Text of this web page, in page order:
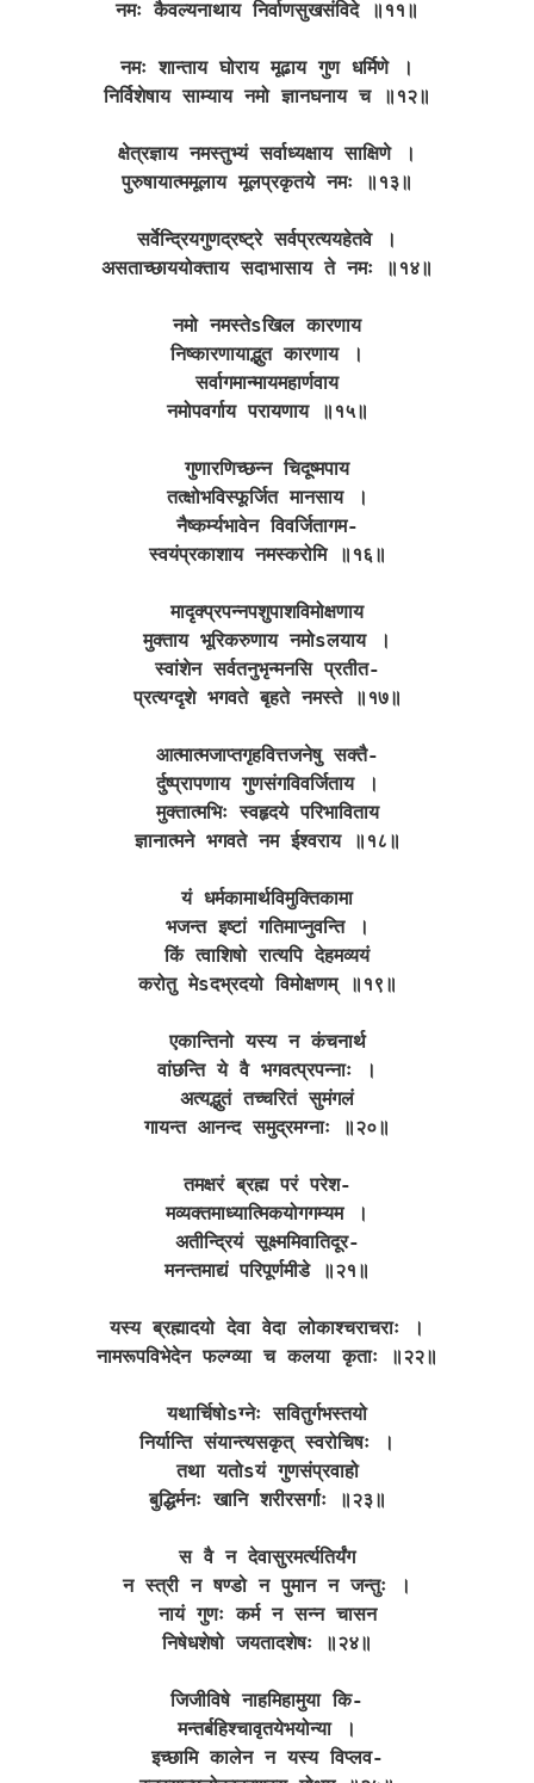
नमः कैवल्यनाथाय निर्वाणसुखसंविदे ॥११॥
नमः शान्ताय घोराय मूढाय गुण धर्मिणे ।
निर्विशेषाय साम्याय नमो ज्ञानघनाय च ॥१२॥
क्षेत्रज्ञाय नमस्तुभ्यं सर्वाध्यक्षाय साक्षिणे ।
पुरुषायात्ममूलाय मूलप्रकृतये नमः ॥१३॥
सर्वेन्द्रियगुणद्रष्ट्रे सर्वप्रत्ययहेतवे ।
असताच्छाययोक्ताय सदाभासाय ते नमः ॥१४॥
नमो नमस्तेsखिल कारणाय
निष्कारणायाद्भुत कारणाय ।
सर्वागमान्मायमहार्णवाय
नमोपवर्गाय परायणाय ॥१५॥
गुणारणिच्छन्न चिदूष्मपाय
तत्क्षोभविस्फूर्जित मानसाय ।
नैष्कर्म्यभावेन विवर्जितागम-
स्वयंप्रकाशाय नमस्करोमि ॥१६॥
मादृक्प्रपन्नपशुपाशविमोक्षणाय
मुक्ताय भूरिकरुणाय नमोsलयाय ।
स्वांशेन सर्वतनुभृन्मनसि प्रतीत-
प्रत्यग्दृशे भगवते बृहते नमस्ते ॥१७॥
आत्मात्मजाप्तगृहवित्तजनेषु सक्तै-
र्दुष्प्रापणाय गुणसंगविवर्जिताय ।
मुक्तात्मभिः स्वहृदये परिभाविताय
ज्ञानात्मने भगवते नम ईश्वराय ॥१८॥
यं धर्मकामार्थविमुक्तिकामा
भजन्त इष्टां गतिमाप्नुवन्ति ।
किं त्वाशिषो रात्यपि देहमव्ययं
करोतु मेsदभ्रदयो विमोक्षणम् ॥१९॥
एकान्तिनो यस्य न कंचनार्थ
वांछन्ति ये वै भगवत्प्रपन्नाः ।
अत्यद्भुतं तच्चरितं सुमंगलं
गायन्त आनन्द समुद्रमग्नाः ॥२०॥
तमक्षरं ब्रह्म परं परेश-
मव्यक्तमाध्यात्मिकयोगगम्यम ।
अतीन्द्रियं सूक्ष्ममिवातिदूर-
मनन्तमाद्यं परिपूर्णमीडे ॥२१॥
यस्य ब्रह्मादयो देवा वेदा लोकाश्चराचराः ।
नामरूपविभेदेन फल्ग्व्या च कलया कृताः ॥२२॥
यथार्चिषोsग्नेः सवितुर्गभस्तयो
निर्यान्ति संयान्त्यसकृत् स्वरोचिषः ।
तथा यतोsयं गुणसंप्रवाहो
बुद्धिर्मनः खानि शरीरसर्गाः ॥२३॥
स वै न देवासुरमर्त्यतिर्यंग
न स्त्री न षण्डो न पुमान न जन्तुः ।
नायं गुणः कर्म न सन्न चासन
निषेधशेषो जयतादशेषः ॥२४॥
जिजीविषे नाहमिहामुया कि-
मन्तर्बहिश्चावृतयेभयोन्या ।
इच्छामि कालेन न यस्य विप्लव-